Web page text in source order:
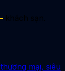
khách sạn.
mại, siêu